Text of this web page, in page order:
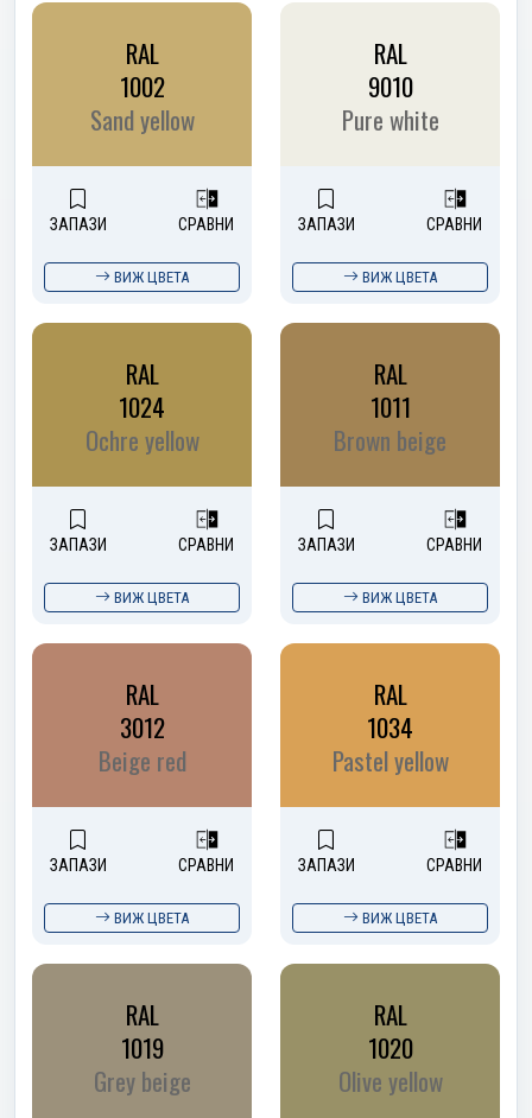
RAL
1002
Sand yellow
ЗАПАЗИ СРАВНИ
ВИЖ ЦВЕТА
RAL
9010
Pure white
ЗАПАЗИ СРАВНИ
ВИЖ ЦВЕТА
RAL
1024
Ochre yellow
ЗАПАЗИ СРАВНИ
ВИЖ ЦВЕТА
RAL
1011
Brown beige
ЗАПАЗИ СРАВНИ
ВИЖ ЦВЕТА
RAL
3012
Beige red
ЗАПАЗИ СРАВНИ
ВИЖ ЦВЕТА
RAL
1034
Pastel yellow
ЗАПАЗИ СРАВНИ
ВИЖ ЦВЕТА
RAL
1019
Grey beige
RAL
1020
Olive yellow